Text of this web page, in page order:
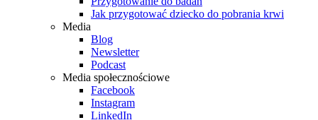
Jak przygotować dziecko do pobrania krwi
Media
Blog
Newsletter
Podcast
Media społecznościowe
Facebook
Instagram
LinkedIn